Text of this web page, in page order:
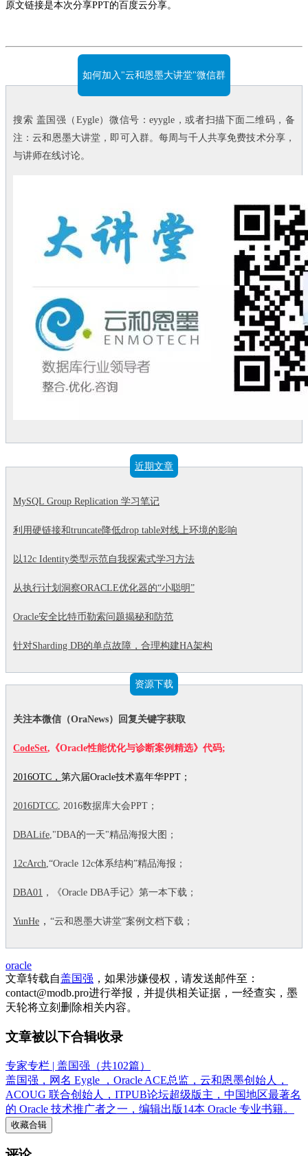
原文链接是本次分享PPT的百度云分享。
如何加入"云和恩墨大讲堂"微信群
搜索 盖国强（Eygle）微信号：eyygle，或者扫描下面二维码，备
注：云和恩墨大讲堂，即可入群。每周与千人共享免费技术分享，
与讲师在线讨论。
近期文章
MySQL Group Replication 学习笔记
利用硬链接和truncate降低drop table对线上环境的影响
以12c Identity类型示范自我探索式学习方法
从执行计划洞察ORACLE优化器的“小聪明”
Oracle安全比特币勒索问题揭秘和防范
针对Sharding DB的单点故障，合理构建HA架构
资源下载
关注本微信（OraNews）回复关键字获取
CodeSet,《Oracle性能优化与诊断案例精选》代码;
2016OTC， 第六届Oracle技术嘉年华PPT；
2016DTCC, 2016数据库大会PPT；
DBALife,"DBA的一天"精品海报大图；
12cArch,“Oracle 12c体系结构”精品海报；
DBA01 ，《Oracle DBA手记》第一本下载；
YunHe ， “云和恩墨大讲堂”案例文档下载；
oracle
文章转载自盖国强 ，如果涉嫌侵权，请发送邮件至：
contact@modb.pro进行举报，并提供相关证据，一经查实，墨
天轮将立刻删除相关内容。
文章被以下合辑收录
专家专栏 | 盖国强（共102篇）
盖国强，网名 Eygle ，Oracle ACE总监，云和恩墨创始人，
ACOUG 联合创始人，ITPUB论坛超级版主，中国地区最著名
的 Oracle 技术推广者之一，编辑出版14本 Oracle 专业书籍。
收藏合辑